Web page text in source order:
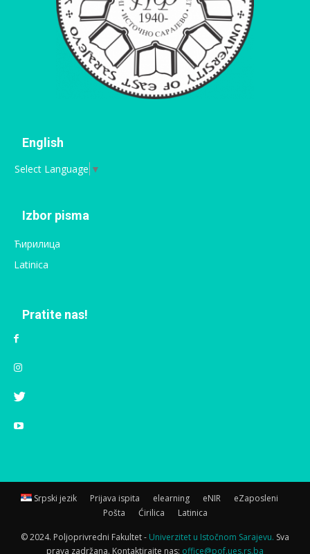
English
Select Language ▼
Izbor pisma
Ћирилица
Latinica
Pratite nas!
Srpski jezik Prijava ispita elearning eNIR
eZaposleni
Pošta
Ćirilica Latinica
© 2024. Poljoprivredni Fakultet - Univerzitet u Istočnom Sarajevu. Sva
prava zadržana. Kontaktirajte nas: office@pof.ues.rs.ba